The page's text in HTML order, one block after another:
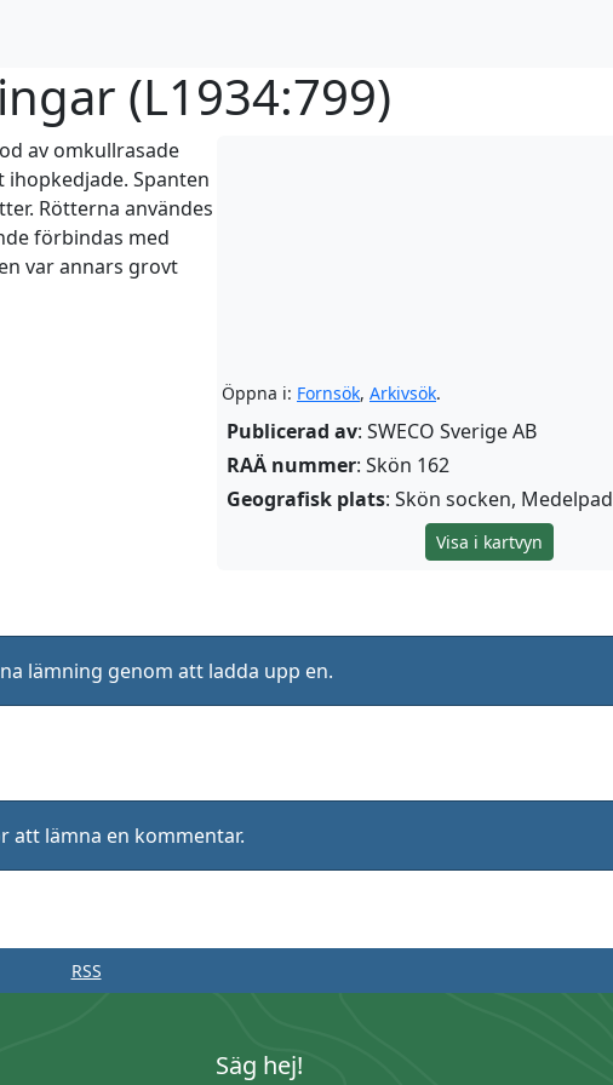
(L1934:799)
Öppna i: Fornsök, Arkivsök.
Publicerad av: SWECO Sverige AB
RAÄ nummer: Skön 162
Geografisk plats: Skön socken, Medelpad
Visa i kartvyn
av omkullrasade
ihopkedjade. Spanten
Rötterna användes
förbindas med
var annars grovt
lämning genom att ladda upp en.
att lämna en kommentar.
RSS
Säg hej!